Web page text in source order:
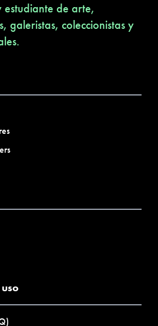
2025consistirá en una
a partir de la obra del/de la
su participación en la
con la participación en la
en la cohorte
colectiva del programa.
estudiante de arte,
galeristas, coleccionistas y